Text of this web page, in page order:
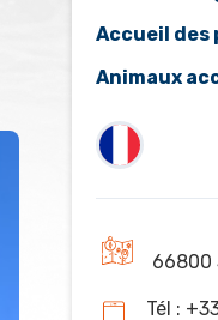
Accueil des
Animaux
66800
Tél :